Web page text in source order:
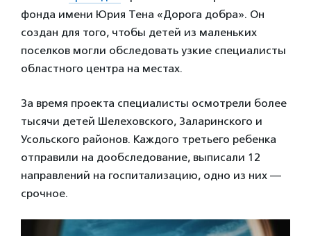
фонда имени Юрия Тена «Дорога добра». Он
создан для того, чтобы детей из маленьких
поселков могли обследовать узкие специалисты
областного центра на местах.
За время проекта специалисты осмотрели более
тысячи детей Шелеховского, Заларинского и
Усольского районов. Каждого третьего ребенка
отправили на дообследование, выписали 12
направлений на госпитализацию, одно из них —
срочное.